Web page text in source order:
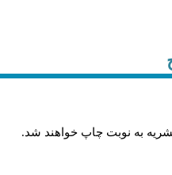
به نوبت چاپ خواهند شد.